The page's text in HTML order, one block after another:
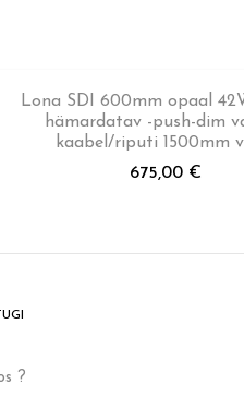
Lona SDI 600mm opaal
hämardatav -push-dim
kaabel/riputi 1500mm
675,00 €
?